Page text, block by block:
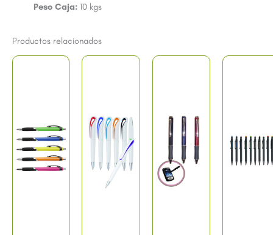
Peso Caja: 10 kgs
Productos relacionados